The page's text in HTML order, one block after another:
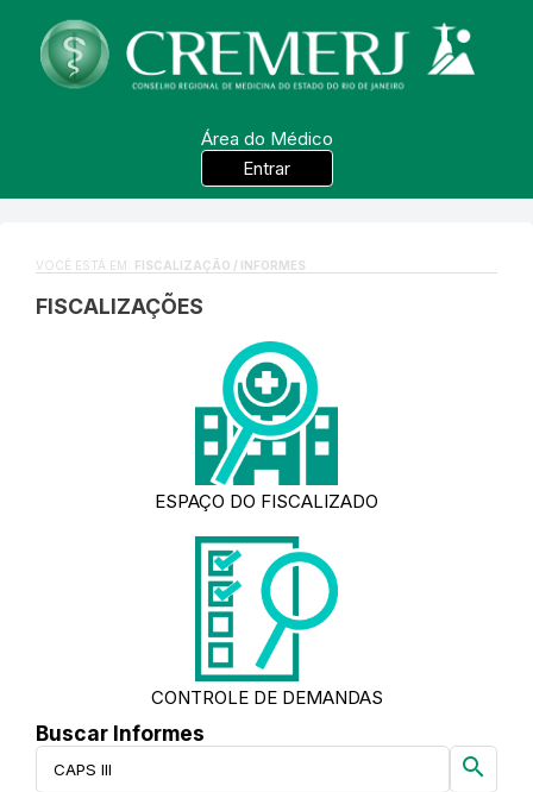
Área do Médico
Entrar
VOCÊ ESTÁ EM: FISCALIZAÇÃO / INFORMES
FISCALIZAÇÕES
ESPAÇO DO FISCALIZADO
CONTROLE DE DEMANDAS
Buscar Informes
search